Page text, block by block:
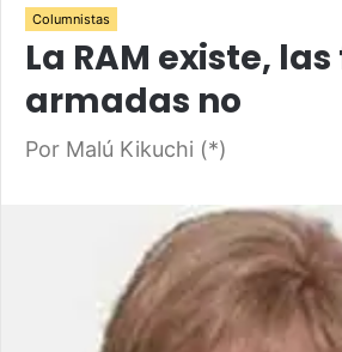
Columnistas
La RAM existe,
armadas no
Por Malú Kikuchi (*)